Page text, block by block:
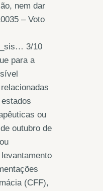
nem dar
– Voto
3/10
para a
ou
outubro de
(CFF),